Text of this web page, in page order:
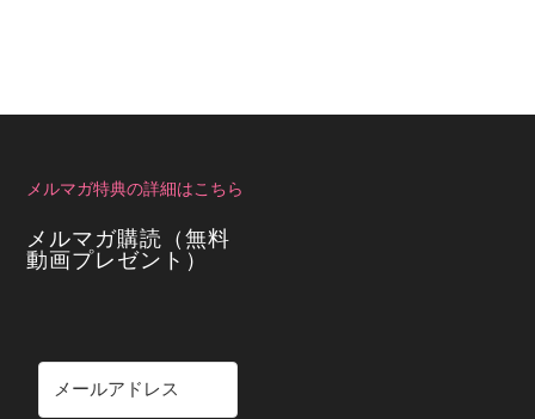
メルマガ特典の詳細はこちら
メルマガ購読（無料
動画プレゼント）